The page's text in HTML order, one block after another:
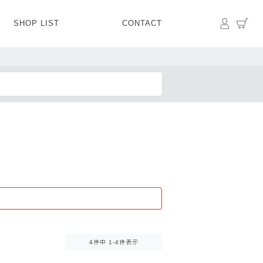
BOTTOMSSKIRT
SHOP LIST CONTACT マイペ
4件中 1-4件表示